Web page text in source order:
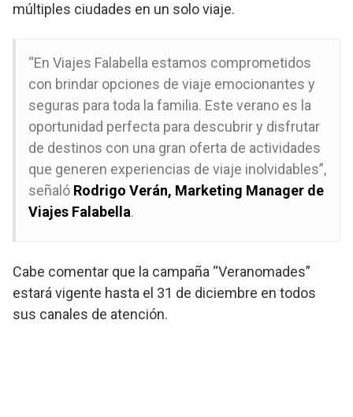
múltiples ciudades en un solo viaje.
“En Viajes Falabella estamos comprometidos
con brindar opciones de viaje emocionantes y
seguras para toda la familia. Este verano es la
oportunidad perfecta para descubrir y disfrutar
de destinos con una gran oferta de actividades
que generen experiencias de viaje inolvidables”,
señaló Rodrigo Verán, Marketing Manager de
Viajes Falabella.
Cabe comentar que la campaña “Veranomades”
estará vigente hasta el 31 de diciembre en todos
sus canales de atención.